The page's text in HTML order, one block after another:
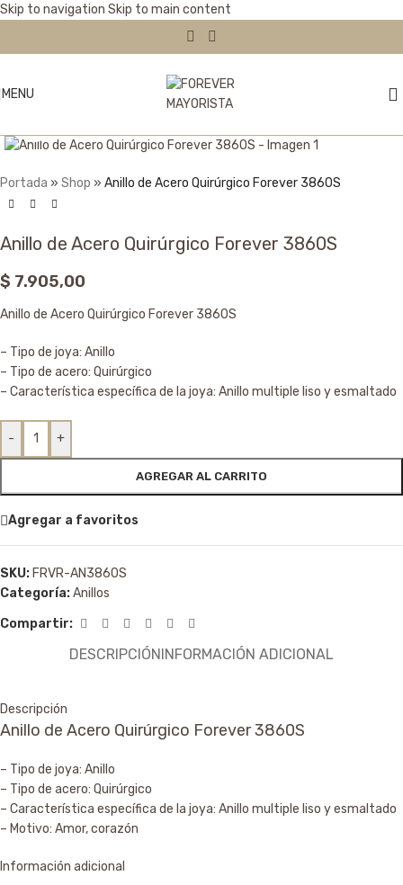
Skip to navigation Skip to main content
MENU
Portada » Shop » Anillo de Acero Quirúrgico Forever 3860S
Anillo de Acero Quirúrgico Forever 3860S
$ 7.905,00
Anillo de Acero Quirúrgico Forever 3860S
– Tipo de joya: Anillo
– Tipo de acero: Quirúrgico
– Característica específica de la joya: Anillo multiple liso y esmaltado
- +
AGREGAR AL CARRITO
Agregar a favoritos
SKU: FRVR-AN3860S
Categoría:Anillos
Compartir:
DESCRIPCIÓNINFORMACIÓN ADICIONAL
Descripción
Anillo de Acero Quirúrgico Forever 3860S
– Tipo de joya: Anillo
– Tipo de acero: Quirúrgico
– Característica específica de la joya: Anillo multiple liso y esmaltado
– Motivo: Amor, corazón
Información adicional